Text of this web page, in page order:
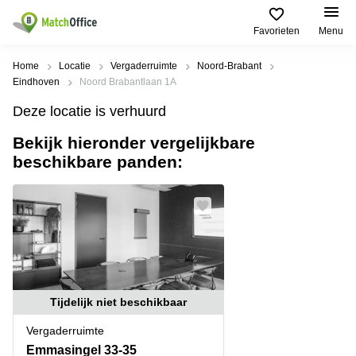
Favorieten Menu
Huren / Verhuren
Productpagina's
Kantoorruimten
Business
Flexplekken
Coworking
Spaces
Vergaderruimten
Virtueel
Kantoor
Bedrijfsruimte
Populaire
Steden
Alkmaar
Amsterdam
Westpoort
Bergen
op
Zoom
Amersfoort
Breda
Populaire
zoekopdrachten
Kantoorruimte
in Breda
huren
Bergen
op
Zoom
Kantoor
huren
Kantoor
huren
Help
Over ons
Voeg je kantoorruimte toe
Huurprijs
Log in
Home Locatie Vergaderruimte
Noord-Brabant
Eindhoven
Noord Brabantlaan 1A
Deze locatie is verhuurd
Bekijk hieronder vergelijkbare
beschikbare panden:
Tijdelijk niet beschikbaar
Vergaderruimte
Emmasingel 33-35